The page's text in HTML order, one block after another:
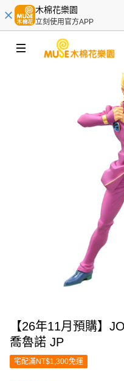
木棉花樂園
立刻使用官方APP
【26年11月預購】
喬魯諾 JP
宅配滿NT$1,300免運